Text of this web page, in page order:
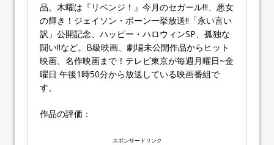
品。木曜は『リベンジ！』今月のセガール!!!、悪女
の輝き！ジェイソン・ボーン一挙放送!!「永い言い
訳」公開記念、ハッピー・ハロウィンSP、孤独な
闘い!!など。B級映画、劇場未公開作品からヒット
映画、名作映画まで！テレビ東京が毎週月曜日~金
曜日 午後1時50分から放送している映画番組で
す。
作品の評価：
スポンサードリンク